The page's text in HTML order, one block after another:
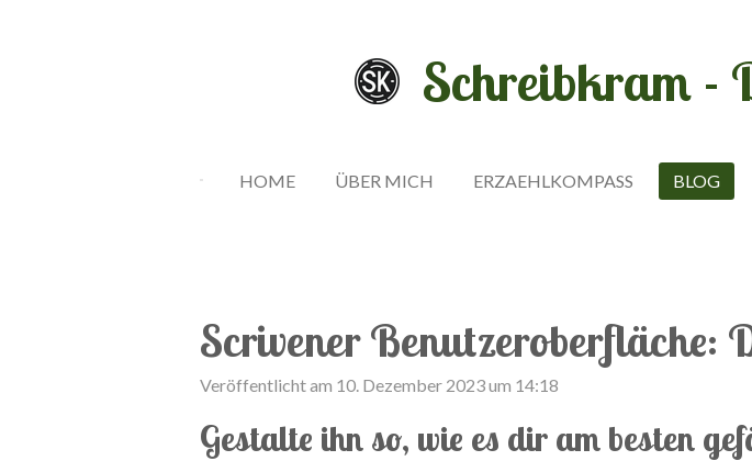
Schreibkram -
HOME ÜBER MICH ERZAEHLKOMPASS BLOG
Scrivener Benutzeroberfläche:
Veröffentlicht am 10. Dezember 2023 um 14:18
Gestalte ihn so, wie es dir am besten